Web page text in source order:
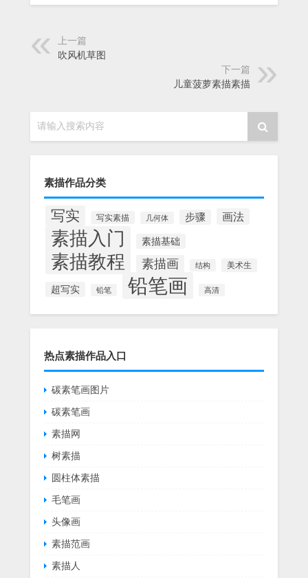
上一篇
吹风机草图
下一篇
儿童菠萝素描素描
请输入搜索内容
素描作品分类
写实 写实素描 几何体 步骤 画法
素描入门 素描基础
素描教程 素描画 结构 美术生
超写实 铅笔 铅笔画 高清
热点素描作品入口
碳素笔画图片
碳素笔画
素描网
树素描
圆柱体素描
毛笔画
头像画
素描范画
素描人